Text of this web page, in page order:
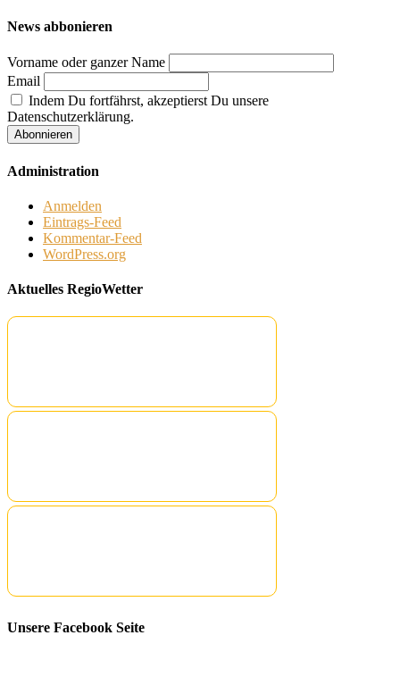
News abbonieren
Vorname oder ganzer Name
Email
Indem Du fortfährst, akzeptierst Du unsere
Datenschutzerklärung.
Administration
Anmelden
Eintrags-Feed
Kommentar-Feed
WordPress.org
Aktuelles RegioWetter
Unsere Facebook Seite